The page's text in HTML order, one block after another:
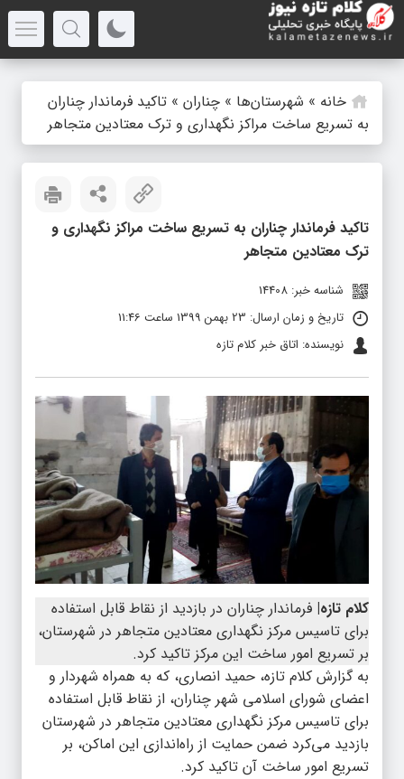
خانه » شهرستان‌ها » چناران » تاکید فرماندار چناران
به تسریع ساخت مراکز نگهداری و ترک معتادین متجاهر
تاکید فرماندار چناران به تسریع ساخت مراکز نگهداری و
ترک معتادین متجاهر
شناسه خبر: 14408
تاریخ و زمان ارسال: 23 بهمن 1399 ساعت 11:46
نویسنده: اتاق خبر کلام تازه
کلام تازه| فرماندار چناران در بازدید از نقاط قابل استفاده
برای تاسیس مرکز نگهداری معتادین متجاهر در شهرستان،
بر تسریع امور ساخت این مرکز تاکید کرد.
به گزارش کلام تازه، حمید انصاری، که به همراه شهردار و
اعضای شورای اسلامی شهر چناران، از نقاط قابل استفاده
برای تاسیس مرکز نگهداری معتادین متجاهر در شهرستان
بازدید می‌‌کرد ضمن حمایت از راه‌اندازی این اماکن، بر
تسریع امور ساخت آن تاکید کرد.